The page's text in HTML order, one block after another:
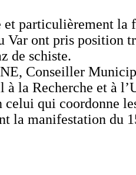
particulièrement la
Var ont pris position
de schiste.
Conseiller
à la Recherche et à
celui qui coordonne
la manifestation du